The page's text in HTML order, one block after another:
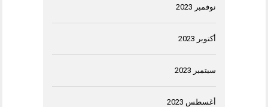
نوفمبر 2023
أكتوبر 2023
سبتمبر 2023
أغسطس 2023